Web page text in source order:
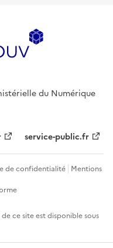
du Numérique
service-public.fr
de confidentialité Mentions
ce site est disponible sous